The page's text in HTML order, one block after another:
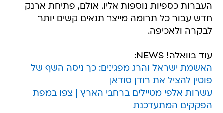
העברות כספיות נוספות אליו. אולם, פתיחת ארנק
חדש עבור כל תרומה מייצר תנאים קשים יותר
לבקרה ולאכיפה.
עוד בוואלה! NEWS:
האשמת ישראל והרג מפגינים: כך ניסה השף של
פוטין להציל את רודן סודאן
עשרות אלפי מטיילים ברחבי הארץ | צפו במפת
הפקקים המתעדכנת